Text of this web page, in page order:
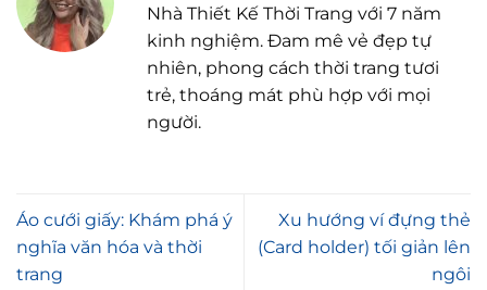
Nhà Thiết Kế Thời Trang với 7 năm
kinh nghiệm. Đam mê vẻ đẹp tự
nhiên, phong cách thời trang tươi
trẻ, thoáng mát phù hợp với mọi
người.
Áo cưới giấy: Khám phá ý
nghĩa văn hóa và thời
trang
Xu hướng ví đựng thẻ
(Card holder) tối giản lên
ngôi